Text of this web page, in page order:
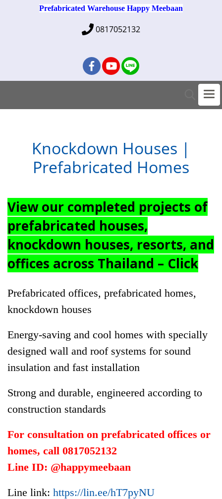
Prefabricated Warehouse Happy Meebaan
0817052132
Knockdown Houses |
Prefabricated Homes
View our completed projects of
prefabricated houses,
knockdown houses, resorts, and
offices across Thailand – Click
Prefabricated offices, prefabricated homes,
knockdown houses
Energy-saving and cool homes with specially
designed wall and roof systems for sound
insulation and fast installation
Strong and durable, engineered according to
construction standards
For consultation on prefabricated offices or
homes, call 0817052132
Line ID: @happymeebaan
Line link: https://lin.ee/hT7pyNU